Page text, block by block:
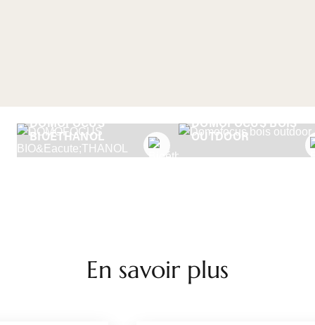
DOMOFOCUS
BIOÉTHANOL
DOMOFOCUS BOIS
OUTDOOR
En savoir plus